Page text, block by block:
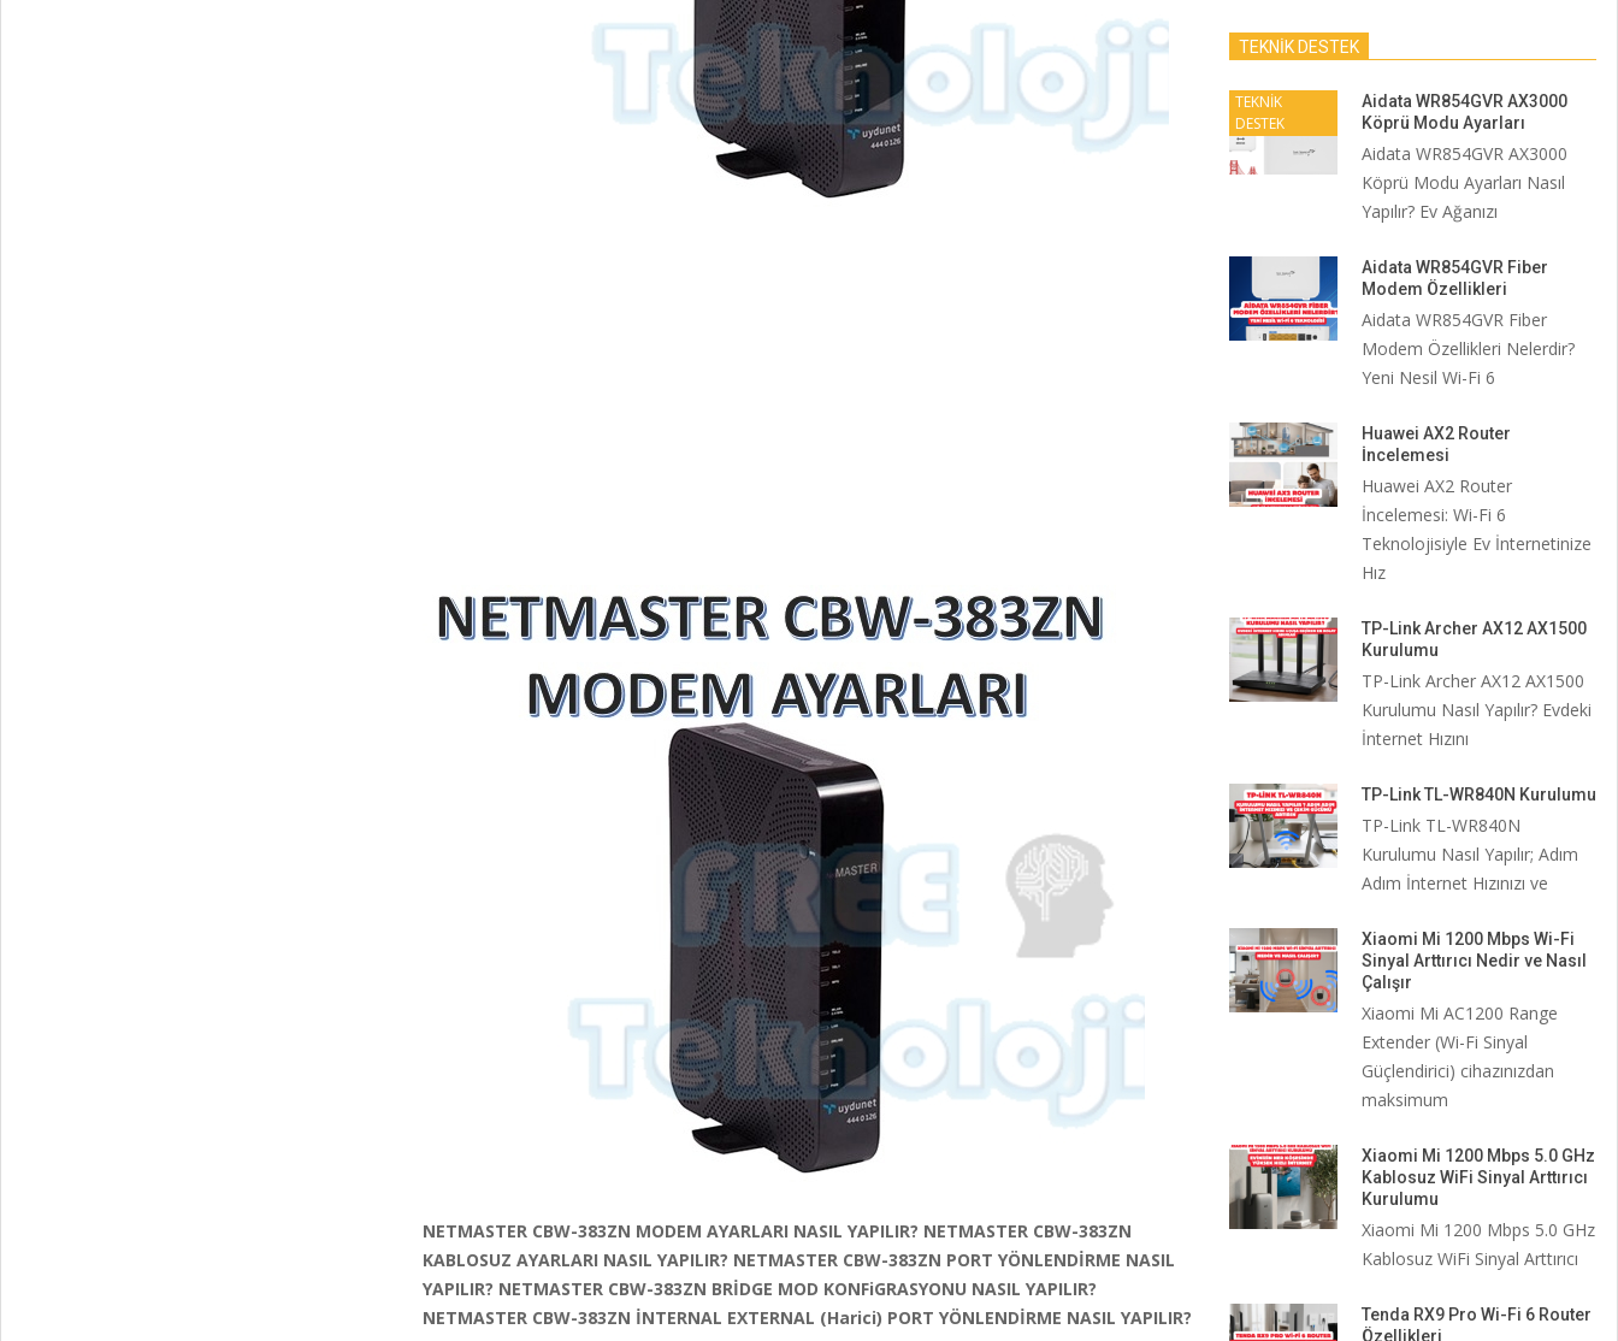
NETMASTER CBW-383ZN MODEM AYARLARI NASIL YAPILIR? NETMASTER CBW-383ZN
KABLOSUZ AYARLARI NASIL YAPILIR? NETMASTER CBW-383ZN PORT YÖNLENDİRME NASIL
YAPILIR? NETMASTER CBW-383ZN BRİDGE MOD KONFiGRASYONU NASIL YAPILIR?
NETMASTER CBW-383ZN İNTERNAL EXTERNAL (Harici) PORT YÖNLENDİRME NASIL YAPILIR?
TEKNİK DESTEK
TEKNİK
DESTEK
Aidata WR854GVR AX3000
Köprü Modu Ayarları
Aidata WR854GVR AX3000
Köprü Modu Ayarları Nasıl
Yapılır? Ev Ağanızı
Aidata WR854GVR Fiber
Modem Özellikleri
Aidata WR854GVR Fiber
Modem Özellikleri Nelerdir?
Yeni Nesil Wi-Fi 6
Huawei AX2 Router
İncelemesi
Huawei AX2 Router
İncelemesi: Wi-Fi 6
Teknolojisiyle Ev İnternetinize
Hız
TP-Link Archer AX12 AX1500
Kurulumu
TP-Link Archer AX12 AX1500
Kurulumu Nasıl Yapılır? Evdeki
İnternet Hızını
TP-Link TL-WR840N Kurulumu
TP-Link TL-WR840N
Kurulumu Nasıl Yapılır; Adım
Adım İnternet Hızınızı ve
Xiaomi Mi 1200 Mbps Wi-Fi
Sinyal Arttırıcı Nedir ve Nasıl
Çalışır
Xiaomi Mi AC1200 Range
Extender (Wi-Fi Sinyal
Güçlendirici) cihazınızdan
maksimum
Xiaomi Mi 1200 Mbps 5.0 GHz
Kablosuz WiFi Sinyal Arttırıcı
Kurulumu
Xiaomi Mi 1200 Mbps 5.0 GHz
Kablosuz WiFi Sinyal Arttırıcı
Tenda RX9 Pro Wi-Fi 6 Router
Özellikleri